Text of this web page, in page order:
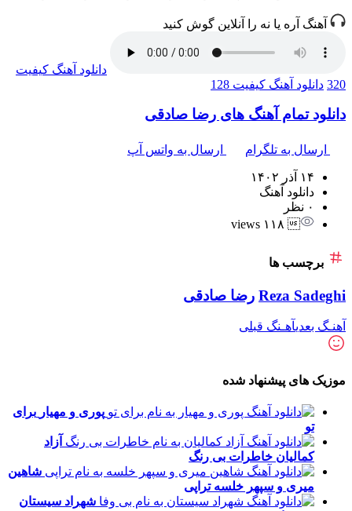
آهنگ آره یا نه را آنلاین گوش کنید
دانلود آهنگ کیفیت
320 دانلود آهنگ کیفیت 128
دانلود تمام آهنگ های رضا صادقی
ارسال به تلگرام ارسال به واتس آپ
۱۴ آذر ۱۴۰۲
دانلود آهنگ
۰ نظر
۱۱۸ views
برچسب ها
Reza Sadeghi رضا صادقی
آهنـگ بعدیآهـنگ قبلی
موزیک های پیشنهاد شده
پوری و مهیار برای
تو
آزاد
کمالیان خاطرات بی رنگ
شاهین
میری و سپهر خلسه تراپی
شهراد سیستان